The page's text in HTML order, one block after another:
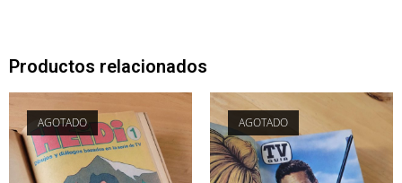
Productos relacionados
AGOTADO AGOTADO